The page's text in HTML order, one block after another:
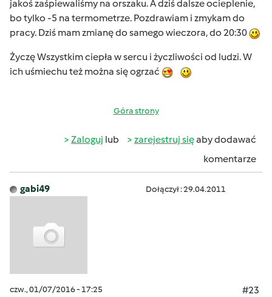
jakoś zaśpiewaliśmy na orszaku. A dziś dalsze ocieplenie,
bo tylko -5 na termometrze. Pozdrawiam i zmykam do
pracy. Dziś mam zmianę do samego wieczora, do 20:30
Życzę Wszystkim ciepła w sercu i życzliwości od ludzi. W
ich uśmiechu też można się ogrzać
Góra strony
Zaloguj lub zarejestruj sięaby dodawać
komentarze
gabi49 Dołączył : 29.04.2011
czw., 01/07/2016 - 17:25
#23